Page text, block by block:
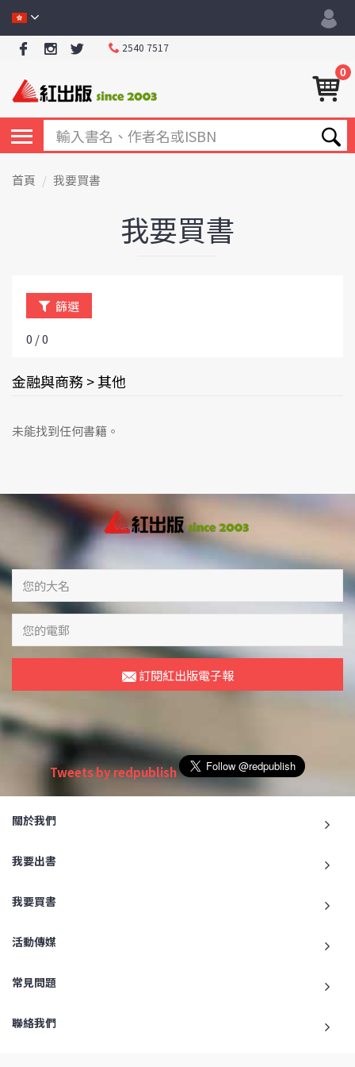
2540 7517
0
首頁 我要買書
我要買書
篩選
0 / 0
金融與商務 > 其他
未能找到任何書籍。
訂閱紅出版電子報
Tweets by redpublish
關於我們
我要出書
我要買書
活動傳媒
常見問題
聯絡我們